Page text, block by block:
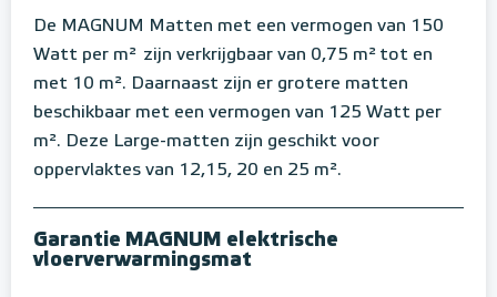
De MAGNUM Matten met een vermogen van 150
Watt per m² zijn verkrijgbaar van 0,75 m² tot en
met 10 m². Daarnaast zijn er grotere matten
beschikbaar met een vermogen van 125 Watt per
m². Deze Large-matten zijn geschikt voor
oppervlaktes van 12,15, 20 en 25 m².
Garantie MAGNUM elektrische
vloerverwarmingsmat